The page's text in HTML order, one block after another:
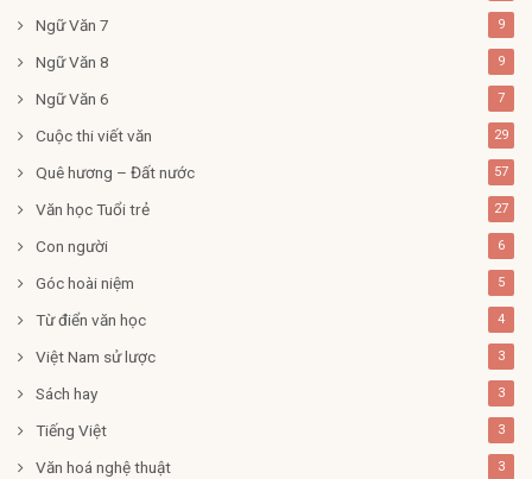
Ngữ Văn 7 9
Ngữ Văn 8 9
Ngữ Văn 6 7
Cuộc thi viết văn 29
Quê hương – Đất nước 57
Văn học Tuổi trẻ 27
Con người 6
Góc hoài niệm 5
Từ điển văn học 4
Việt Nam sử lược 3
Sách hay 3
Tiếng Việt 3
Văn hoá nghệ thuật 3